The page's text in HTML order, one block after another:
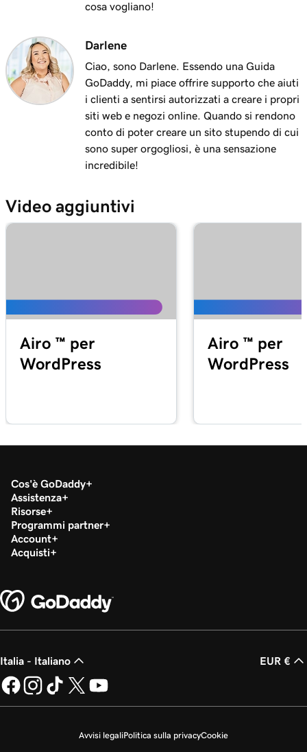
cosa vogliano!
Darlene
Ciao, sono Darlene. Essendo una Guida
GoDaddy, mi piace offrire supporto che aiuti
i clienti a sentirsi autorizzati a creare i propri
siti web e negozi online. Quando si rendono
conto di poter creare un sito stupendo di cui
sono super orgogliosi, è una sensazione
incredibile!
Video aggiuntivi
Airo ™ per
WordPress
Airo ™ per
WordPress
Cos'è GoDaddy
Assistenza
Risorse
Programmi partner
Account
Acquisti
Italia - Italiano EUR €
Avvisi legaliPolitica sulla privacyCookie